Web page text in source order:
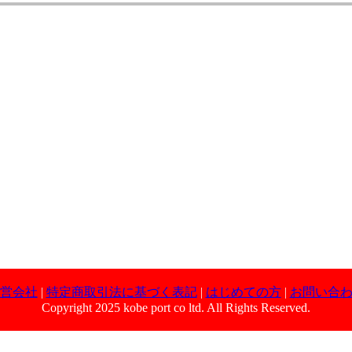
会社 | 特定商取引法に基づく表記| はじめての方| お問い合
Copyright 2025 kobe port co ltd. All Rights Reserved.